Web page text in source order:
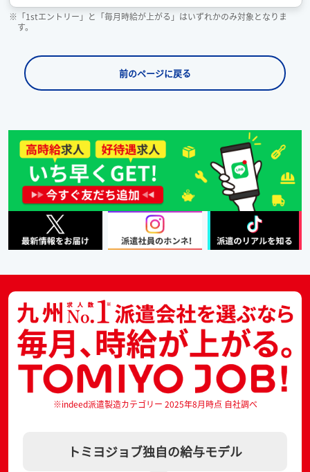
※「1stエントリー」と「毎月時給が上がる」はいずれかのみ対象となりま
す。
前のページに戻る
※indeed派遣製造カテゴリー 2025年8月時点 自社調べ
トミヨジョブ独自の給与モデル